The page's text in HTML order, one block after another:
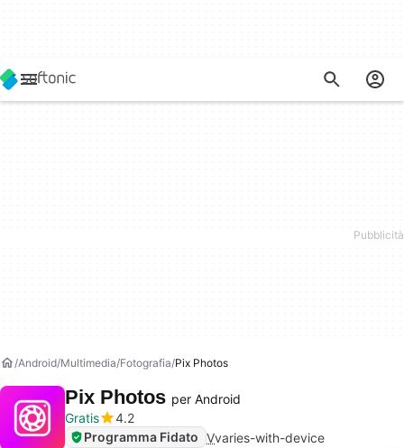
Android Multimedia Fotografia Pix Photos
Pix Photos per Android
Gratis
4.2
Programma Fidato Vvaries-with-device